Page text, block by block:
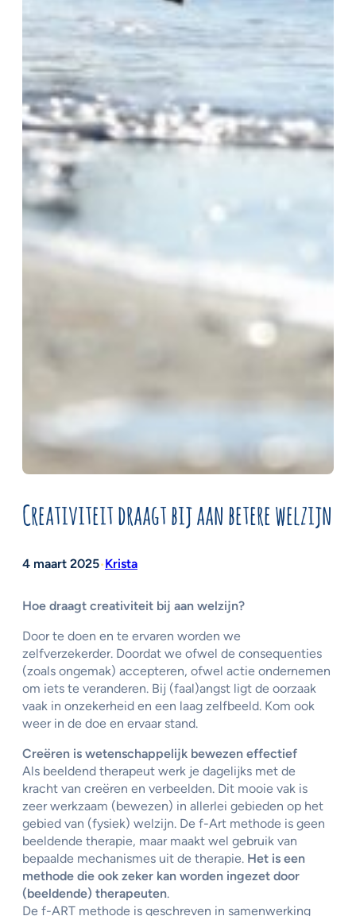
Creativiteit draagt bij aan betere welzijn
4 maart 2025•Krista
Hoe draagt creativiteit bij aan welzijn?
Door te doen en te ervaren worden we
zelfverzekerder. Doordat we ofwel de consequenties
(zoals ongemak) accepteren, ofwel actie ondernemen
om iets te veranderen. Bij (faal)angst ligt de oorzaak
vaak in onzekerheid en een laag zelfbeeld. Kom ook
weer in de doe en ervaar stand.
Creëren is wetenschappelijk bewezen effectief
Als beeldend therapeut werk je dagelijks met de
kracht van creëren en verbeelden. Dit mooie vak is
zeer werkzaam (bewezen) in allerlei gebieden op het
gebied van (fysiek) welzijn. De f-Art methode is geen
beeldende therapie, maar maakt wel gebruik van
bepaalde mechanismes uit de therapie. Het is een
methode die ook zeker kan worden ingezet door
(beeldende) therapeuten.
De f-ART methode is geschreven in samenwerking